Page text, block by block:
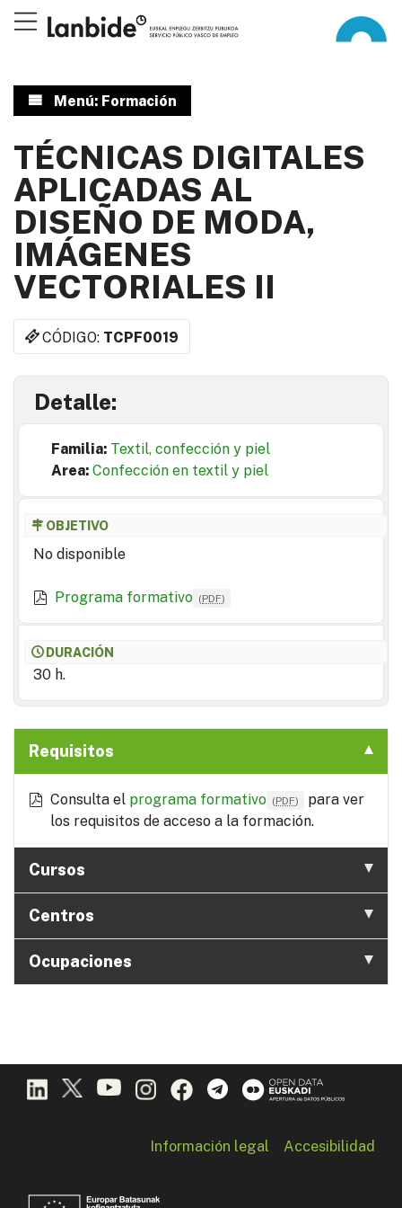
Menú: Formación
TÉCNICAS DIGITALES
APLICADAS AL
DISEÑO DE MODA,
IMÁGENES
VECTORIALES II
CÓDIGO: TCPF0019
Detalle:
Familia: Textil, confección y piel
Area: Confección en textil y piel
OBJETIVO
No disponible
Programa formativo (PDF)
DURACIÓN
30 h.
Requisitos
Consulta el programa formativo (PDF)
para ver
los requisitos de acceso a la formación.
Cursos
Centros
Ocupaciones
Información legal Accesibilidad